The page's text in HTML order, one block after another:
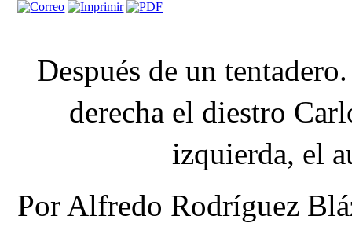
Después de un
derecha el diestro
izquierda, el
Por Alfredo Rodríguez